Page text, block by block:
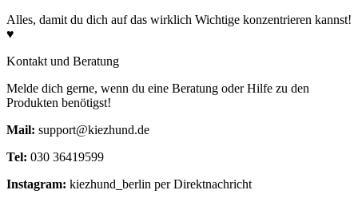
Alles, damit du dich auf das wirklich Wichtige konzentrieren kannst!
♥
Kontakt und Beratung
Melde dich gerne, wenn du eine Beratung oder Hilfe zu den
Produkten benötigst!
Mail: support@kiezhund.de
Tel: 030 36419599
Instagram: kiezhund_berlin per Direktnachricht